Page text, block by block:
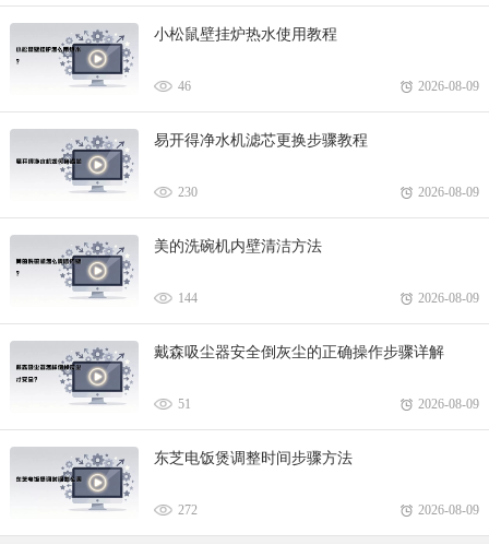
小松鼠壁挂炉热水使用教程
46 2026-08-09
易开得净水机滤芯更换步骤教程
230 2026-08-09
美的洗碗机内壁清洁方法
144 2026-08-09
戴森吸尘器安全倒灰尘的正确操作步骤详解
51 2026-08-09
东芝电饭煲调整时间步骤方法
272 2026-08-09